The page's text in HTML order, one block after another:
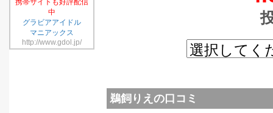
鵜飼りえの口コミ
携帯サイトも好評配信
中
グラビアアイドル
マニアックス
http://www.gdol.jp/